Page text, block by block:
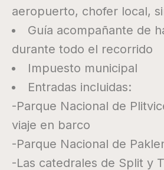
aeropuerto, chofer local,
Guía acompañante de
durante todo el recorrido
Impuesto municipal
Entradas incluidas:
-Parque Nacional de
viaje en barco
-Parque Nacional de
-Las catedrales de Split y